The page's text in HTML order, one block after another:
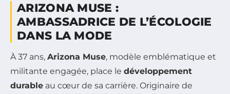
ARIZONA MUSE :
AMBASSADRICE DE L’ÉCOLOGIE
DANS LA MODE
À 37 ans, Arizona Muse, modèle emblématique et
militante engagée, place le développement
durable au cœur de sa carrière. Originaire de